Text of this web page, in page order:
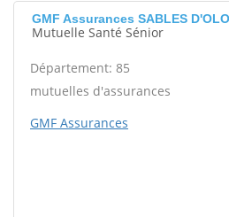
GMF Assurances SABLES
Mutuelle Santé Sénior
Département: 85
mutuelles d'assurances
GMF Assurances